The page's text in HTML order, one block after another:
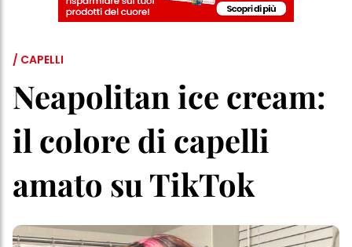
/ CAPELLI
Neapolitan ice cream:
il colore di capelli
amato su TikTok